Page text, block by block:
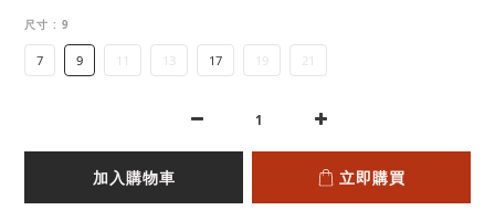
尺寸 : 9
7 9 11 13 17 19 21
加入購物車 立即購買